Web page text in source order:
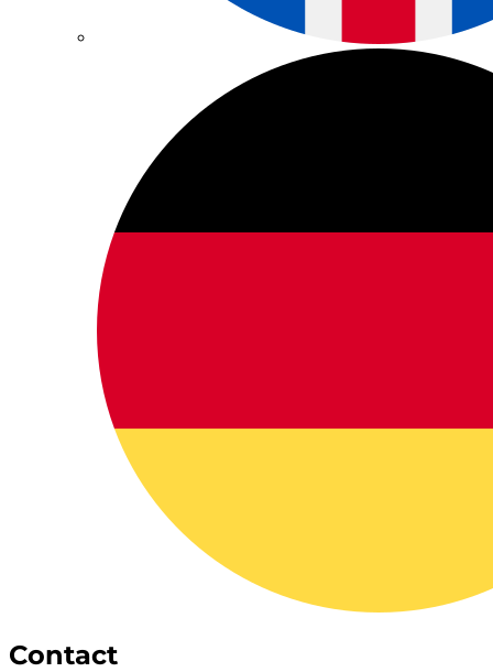
Contact